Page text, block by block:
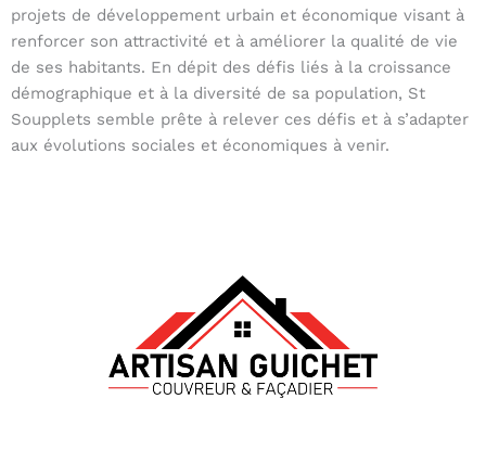
projets de développement urbain et économique visant à
renforcer son attractivité et à améliorer la qualité de vie
de ses habitants. En dépit des défis liés à la croissance
démographique et à la diversité de sa population, St
Soupplets semble prête à relever ces défis et à s’adapter
aux évolutions sociales et économiques à venir.